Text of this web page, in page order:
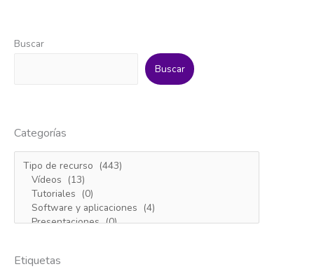
Buscar
Buscar
Categorías
Etiquetas